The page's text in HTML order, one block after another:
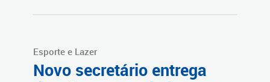
Esporte e Lazer
Novo secretário entrega